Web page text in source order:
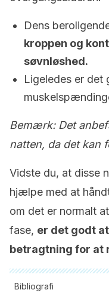
Dens
kroppen og
søvnløshed.
Ligeledes er det
Bemærk: Det
natten, da det kan
Vidste du, at disse
hjælpe med at
om det er normalt
fase, er det godt
betragtning for at
Bibliografi